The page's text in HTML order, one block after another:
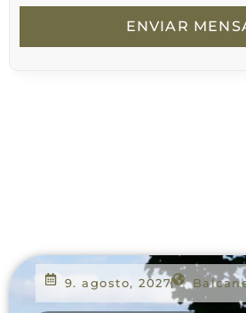
ENVIAR
9. agosto, 2027